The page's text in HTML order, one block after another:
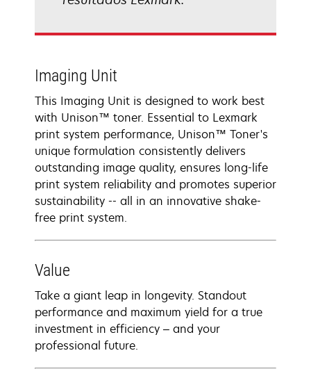
Imaging Unit
This Imaging Unit is designed to work best
with Unison™ toner. Essential to Lexmark
print system performance, Unison™ Toner's
unique formulation consistently delivers
outstanding image quality, ensures long-life
print system reliability and promotes superior
sustainability -- all in an innovative shake-
free print system.
Value
Take a giant leap in longevity. Standout
performance and maximum yield for a true
investment in efficiency – and your
professional future.